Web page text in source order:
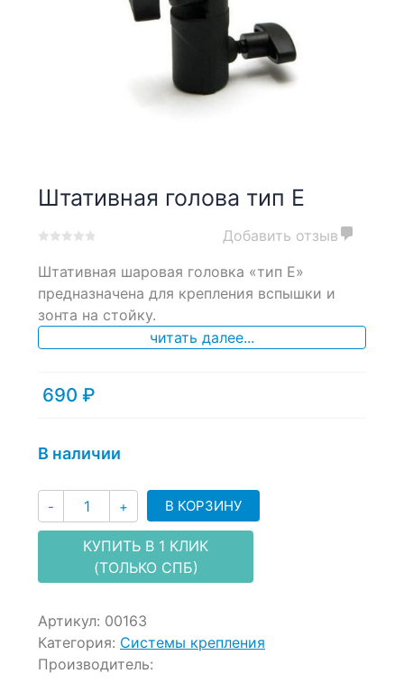
Штативная голова тип Е
out
based
on
Добавить отзыв
Штативная шаровая головка «тип Е»
предназначена для крепления вспышки и
зонта на стойку.
читать далее...
690 ₽
В наличии
- Количество
+ В КОРЗИНУ
КУПИТЬ В 1 КЛИК
(ТОЛЬКО СПБ)
Артикул: 00163
Категория: Системы крепления
Производитель: